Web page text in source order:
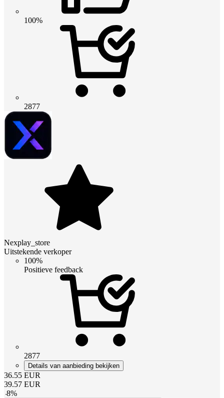
100%
2877
Nexplay_store
Uitstekende verkoper
100%
Positieve feedback
2877
Details van aanbieding bekijken
36.55 EUR
39.57 EUR
-8%